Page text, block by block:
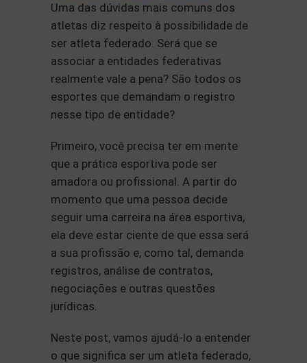
Uma das dúvidas mais comuns dos
atletas diz respeito à possibilidade de
ser atleta federado. Será que se
associar a entidades federativas
realmente vale a pena? São todos os
esportes que demandam o registro
nesse tipo de entidade?
Primeiro, você precisa ter em mente
que a prática esportiva pode ser
amadora ou profissional. A partir do
momento que uma pessoa decide
seguir uma carreira na área esportiva,
ela deve estar ciente de que essa será
a sua profissão e, como tal, demanda
registros, análise de contratos,
negociações e outras questões
jurídicas.
Neste post, vamos ajudá-lo a entender
o que significa ser um atleta federado,